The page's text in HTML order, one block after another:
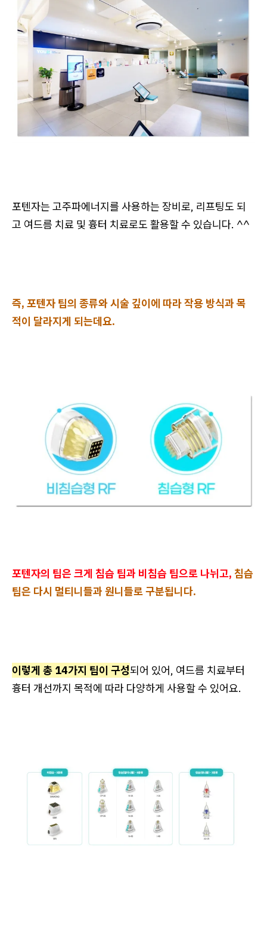
포텐자는 고주파에너지를 사용하는 장비로, 리프팅도 되
고 여드름 치료 및 흉터 치료로도 활용할 수 있습니다. ^^
즉, 포텐자 팁의 종류와 시술 깊이에 따라 작용 방식과 목
적이 달라지게 되는데요.
포텐자의 팁은 크게 침습 팁과 비침습 팁으로 나뉘고, 침습
팁은 다시 멀티니들과 원니들로 구분됩니다.
이렇게 총 14가지 팁이 구성되어 있어, 여드름 치료부터
흉터 개선까지 목적에 따라 다양하게 사용할 수 있어요.